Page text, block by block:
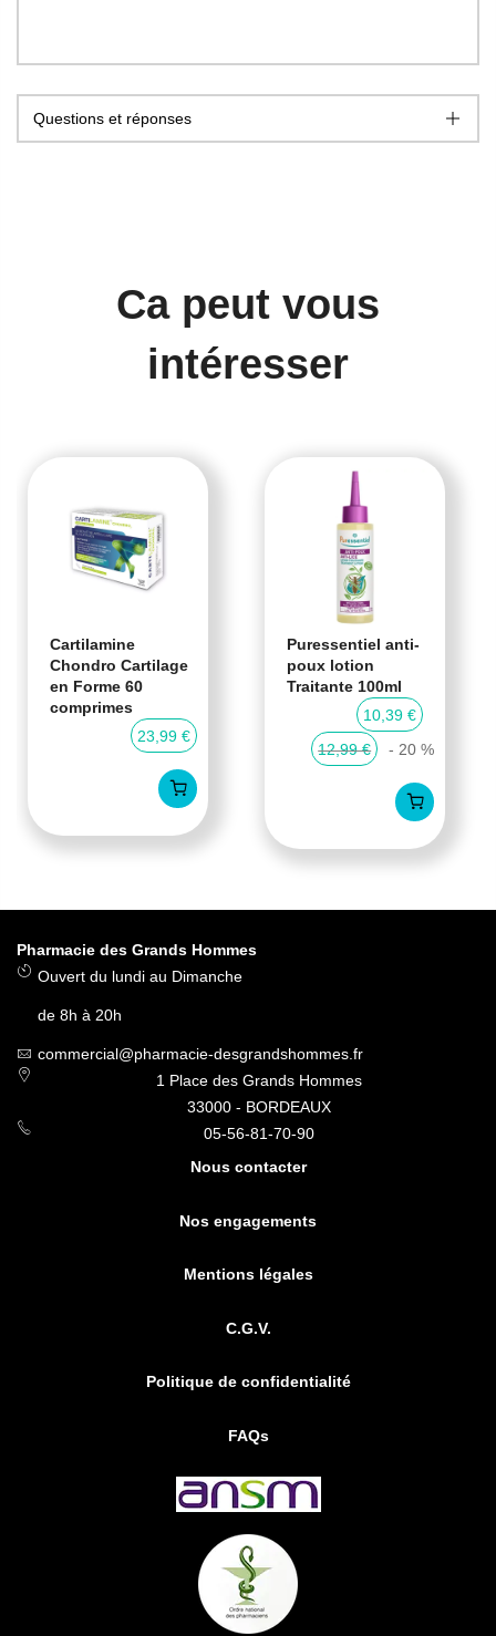
Questions et réponses
Ca peut vous
intéresser
Cartilamine
Chondro Cartilage
en Forme 60
comprimes
23,99 €
Puressentiel anti-
poux lotion
Traitante 100ml
10,39 €
12,99 €
- 20 %
Pharmacie des Grands Hommes
Ouvert du lundi au Dimanche
de 8h à 20h
commercial@pharmacie-desgrandshommes.fr
1 Place des Grands Hommes
33000 - BORDEAUX
05-56-81-70-90
Nous contacter
Nos engagements
Mentions légales
C.G.V.
Politique de confidentialité
FAQs